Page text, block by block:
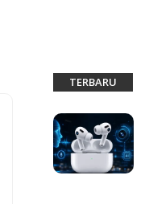
TERBARU